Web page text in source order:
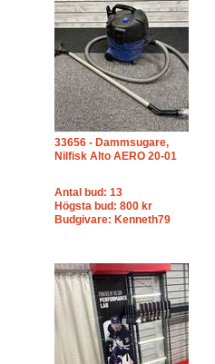
33656 - Dammsugare,
Nilfisk Alto AERO 20-01
Antal bud: 13
Högsta bud: 800 kr
Budgivare: Kenneth79